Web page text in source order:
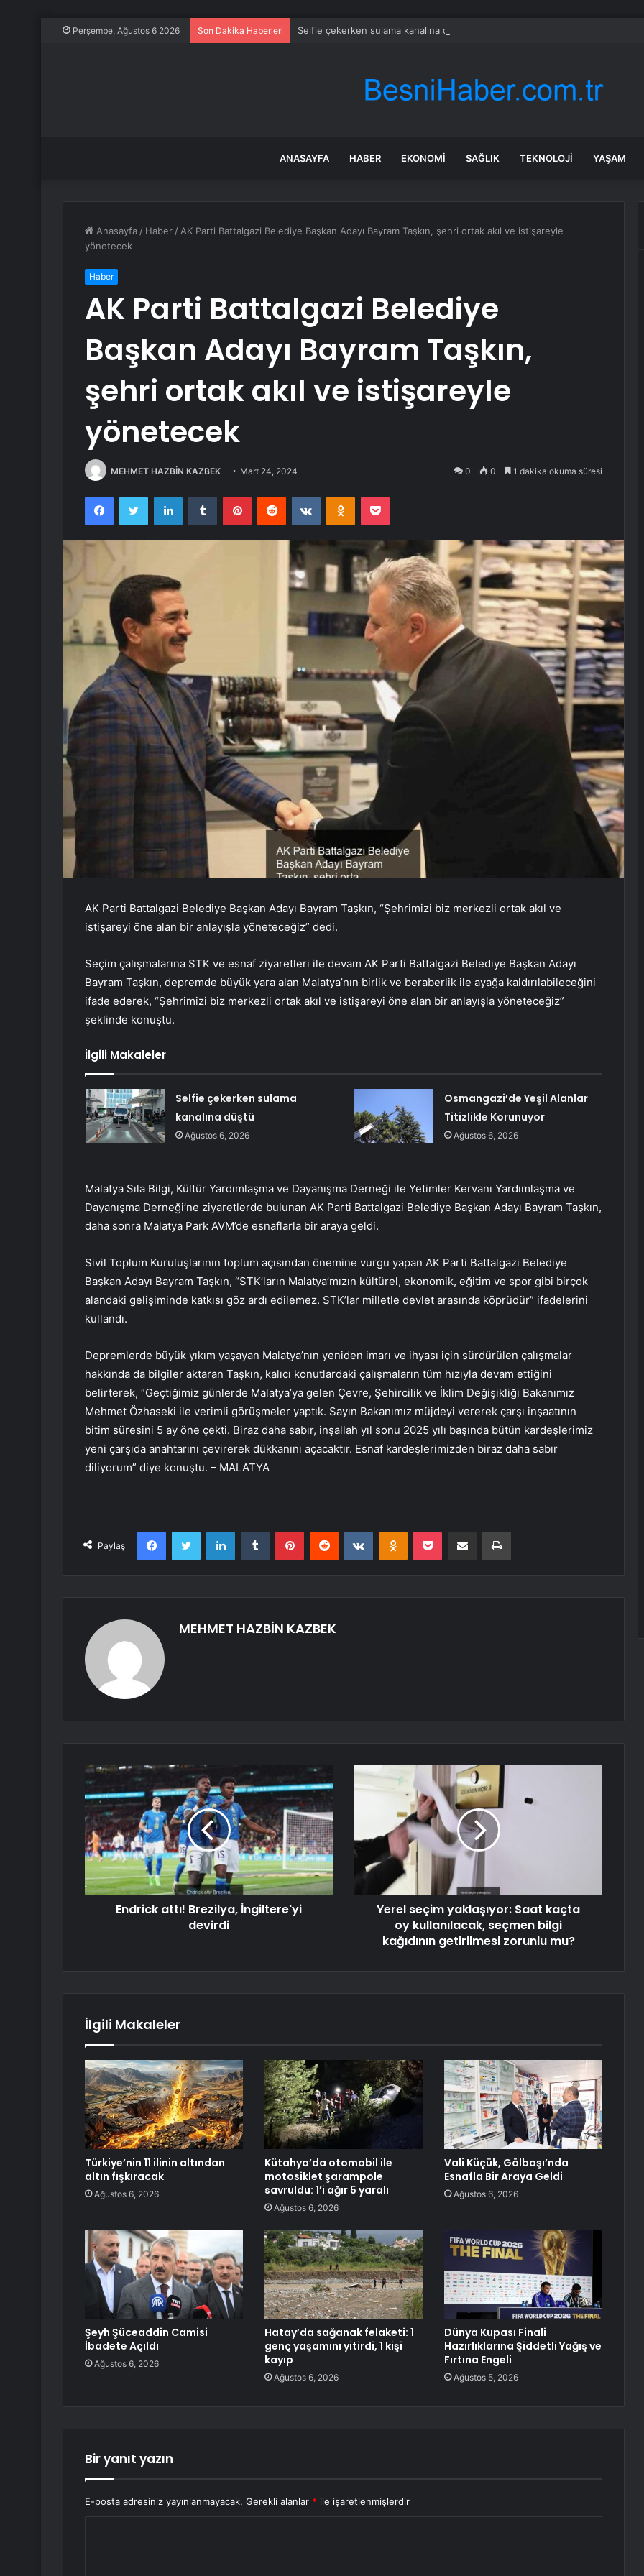
Perşembe, Ağustos 6 2026 Son Dakika Haberleri Selfie çekerken sulama kanalına düştü
ANASAYFA HABER EKONOMI SAĞLIK TEKNOLOJI YAŞAM
Anasayfa / Haber / AK Parti Battalgazi Belediye Başkan Adayı Bayram Taşkın, şehri ortak akıl ve istişareyle
yönetecek
Haber
AK Parti Battalgazi Belediye
Başkan Adayı Bayram Taşkın,
şehri ortak akıl ve istişareyle
yönetecek
MEHMET HAZBİN KAZBEK Mart 24, 2024 0 0 1 dakika okuma süresi
FacebookTwitter LinkedInTumblr PinterestReddit VKontakteOdnoklassniki
Pocket
AK Parti Battalgazi Belediye Başkan Adayı Bayram Taşkın, “Şehrimizi biz merkezli ortak akıl ve
istişareyi öne alan bir anlayışla yöneteceğiz” dedi.
Seçim çalışmalarına STK ve esnaf ziyaretleri ile devam AK Parti Battalgazi Belediye Başkan Adayı
Bayram Taşkın, depremde büyük yara alan Malatya’nın birlik ve beraberlik ile ayağa kaldırılabileceğini
ifade ederek, “Şehrimizi biz merkezli ortak akıl ve istişareyi öne alan bir anlayışla yöneteceğiz”
şeklinde konuştu.
İlgili Makaleler
Selfie çekerken sulama
kanalına düştü
Ağustos 6, 2026
Osmangazi’de Yeşil Alanlar
Titizlikle Korunuyor
Ağustos 6, 2026
Malatya Sıla Bilgi, Kültür Yardımlaşma ve Dayanışma Derneği ile Yetimler Kervanı Yardımlaşma ve
Dayanışma Derneği’ne ziyaretlerde bulunan AK Parti Battalgazi Belediye Başkan Adayı Bayram Taşkın,
daha sonra Malatya Park AVM’de esnaflarla bir araya geldi.
Sivil Toplum Kuruluşlarının toplum açısından önemine vurgu yapan AK Parti Battalgazi Belediye
Başkan Adayı Bayram Taşkın, “STK’ların Malatya’mızın kültürel, ekonomik, eğitim ve spor gibi birçok
alandaki gelişiminde katkısı göz ardı edilemez. STK’lar milletle devlet arasında köprüdür” ifadelerini
kullandı.
Depremlerde büyük yıkım yaşayan Malatya’nın yeniden imarı ve ihyası için sürdürülen çalışmalar
hakkında da bilgiler aktaran Taşkın, kalıcı konutlardaki çalışmaların tüm hızıyla devam ettiğini
belirterek, “Geçtiğimiz günlerde Malatya’ya gelen Çevre, Şehircilik ve İklim Değişikliği Bakanımız
Mehmet Özhaseki ile verimli görüşmeler yaptık. Sayın Bakanımız müjdeyi vererek çarşı inşaatının
bitim süresini 5 ay öne çekti. Biraz daha sabır, inşallah yıl sonu 2025 yılı başında bütün kardeşlerimiz
yeni çarşıda anahtarını çevirerek dükkanını açacaktır. Esnaf kardeşlerimizden biraz daha sabır
diliyorum” diye konuştu. – MALATYA
Paylaş
FacebookTwitter LinkedInTumblr PinterestReddit VKontakteOdnoklassniki
Pocket E-Posta ile paylaş Yazdır
MEHMET HAZBİN KAZBEK
Endrick attı! Brezilya, İngiltere'yi
devirdi
Yerel seçim yaklaşıyor: Saat kaçta
oy kullanılacak, seçmen bilgi
kağıdının getirilmesi zorunlu mu?
İlgili Makaleler
Türkiye’nin 11 ilinin altından
altın fışkıracak
Ağustos 6, 2026
Kütahya’da otomobil ile
motosiklet şarampole
savruldu: 1’i ağır 5 yaralı
Ağustos 6, 2026
Vali Küçük, Gölbaşı’nda
Esnafla Bir Araya Geldi
Ağustos 6, 2026
Şeyh Şüceaddin Camisi
İbadete Açıldı
Ağustos 6, 2026
Hatay’da sağanak felaketi: 1
genç yaşamını yitirdi, 1 kişi
kayıp
Ağustos 6, 2026
Dünya Kupası Finali
Hazırlıklarına Şiddetli Yağış ve
Fırtına Engeli
Ağustos 5, 2026
Bir yanıt yazın
E-posta adresiniz yayınlanmayacak. Gerekli alanlar * ile işaretlenmişlerdir